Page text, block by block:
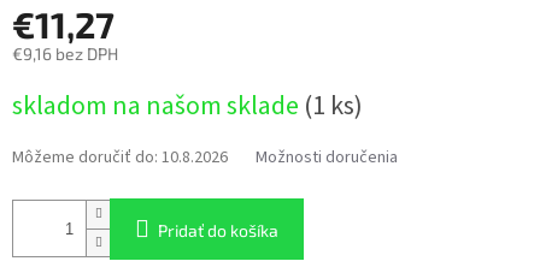
€11,27
€9,16 bez DPH
cena:
skladom na našom sklade (1 ks)
Môžeme doručiť do: 10.8.2026 Možnosti doručenia
Pridať do košíka